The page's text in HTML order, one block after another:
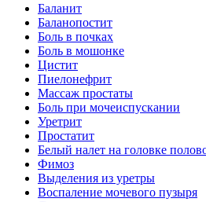
Баланит
Баланопостит
Боль в почках
Боль в мошонке
Цистит
Пиелонефрит
Массаж простаты
Боль при мочеиспускании
Уретрит
Простатит
Белый налет на головке
Фимоз
Выделения из уретры
Воспаление мочевого пузыря